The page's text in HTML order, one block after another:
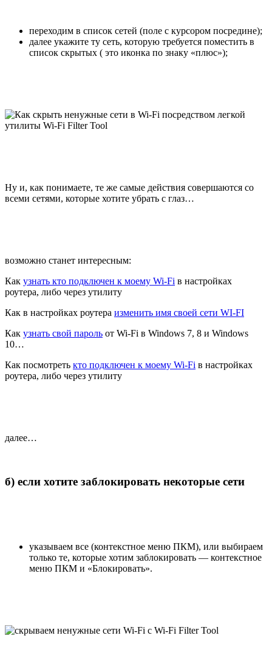
переходим в список сетей (поле с курсором посредине);
далее укажите ту сеть, которую требуется поместить в
список скрытых ( это иконка по знаку «плюс»);
Ну и, как понимаете, те же самые действия совершаются со
всеми сетями, которые хотите убрать с глаз…
возможно станет интересным:
Как узнать кто подключен к моему Wi-Fi в настройках
роутера, либо через утилиту
Как в настройках роутера изменить имя своей сети WI-FI
Как узнать свой пароль от Wi-Fi в Windows 7, 8 и Windows
10…
Как посмотреть кто подключен к моему Wi-Fi в настройках
роутера, либо через утилиту
далее…
б) если хотите заблокировать некоторые сети
указываем все (контекстное меню ПКМ), или выбираем
только те, которые хотим заблокировать — контекстное
меню ПКМ и «Блокировать».